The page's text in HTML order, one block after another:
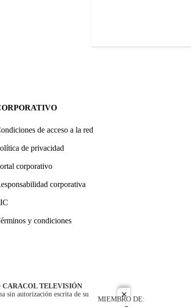
close
de acceso a la red
de privacidad
corporativo
corporativa
y condiciones
CARACOL TELEVISIÓN
sin autorización escrita de su
MIEMBRO DE: